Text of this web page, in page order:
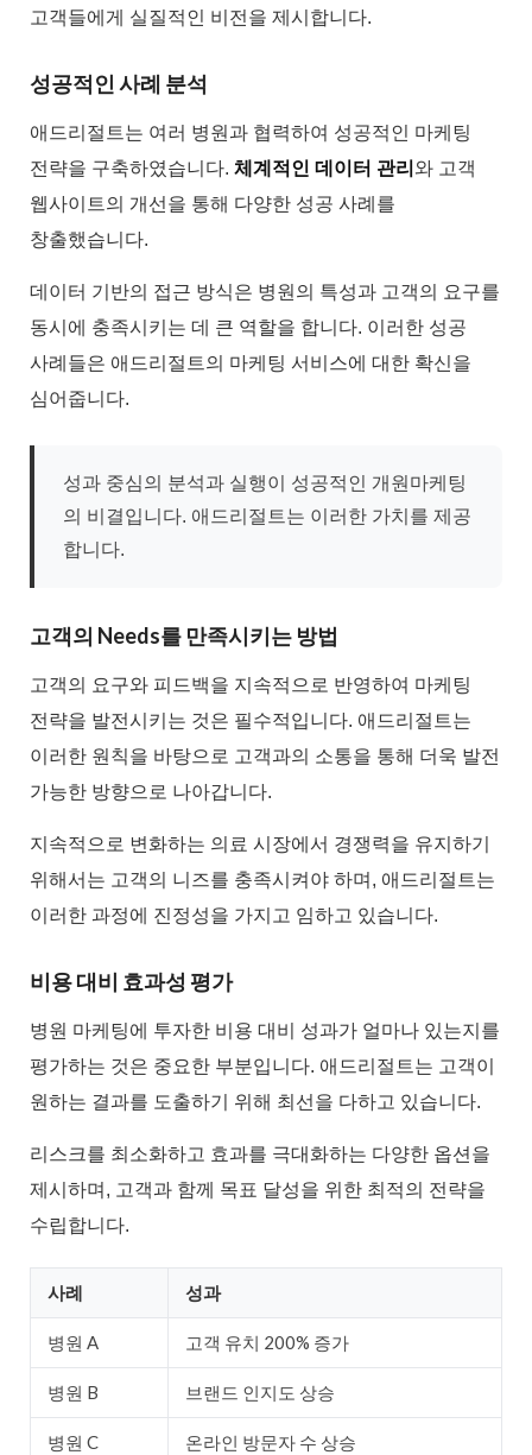
고객들에게 실질적인 비전을 제시합니다.
성공적인 사례 분석
애드리절트는 여러 병원과 협력하여 성공적인 마케팅
전략을 구축하였습니다. 체계적인 데이터 관리 와 고객
웹사이트의 개선을 통해 다양한 성공 사례를
창출했습니다.
데이터 기반의 접근 방식은 병원의 특성과 고객의 요구를
동시에 충족시키는 데 큰 역할을 합니다. 이러한 성공
사례들은 애드리절트의 마케팅 서비스에 대한 확신을
심어줍니다.
성과 중심의 분석과 실행이 성공적인 개원마케팅
의 비결입니다. 애드리절트는 이러한 가치를 제공
합니다.
고객의 Needs를 만족시키는 방법
고객의 요구와 피드백을 지속적으로 반영하여 마케팅
전략을 발전시키는 것은 필수적입니다. 애드리절트는
이러한 원칙을 바탕으로 고객과의 소통을 통해 더욱 발전
가능한 방향으로 나아갑니다.
지속적으로 변화하는 의료 시장에서 경쟁력을 유지하기
위해서는 고객의 니즈를 충족시켜야 하며, 애드리절트는
이러한 과정에 진정성을 가지고 임하고 있습니다.
비용 대비 효과성 평가
병원 마케팅에 투자한 비용 대비 성과가 얼마나 있는지를
평가하는 것은 중요한 부분입니다. 애드리절트는 고객이
원하는 결과를 도출하기 위해 최선을 다하고 있습니다.
리스크를 최소화하고 효과를 극대화하는 다양한 옵션을
제시하며, 고객과 함께 목표 달성을 위한 최적의 전략을
수립합니다.
사례 성과
병원 A 고객 유치 200% 증가
병원 B 브랜드 인지도 상승
병원 C 온라인 방문자 수 상승